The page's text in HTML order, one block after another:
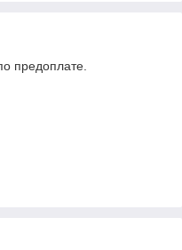
предоплате.